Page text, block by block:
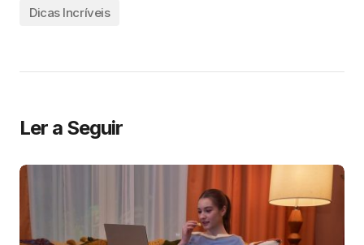
Dicas Incríveis
Ler a Seguir